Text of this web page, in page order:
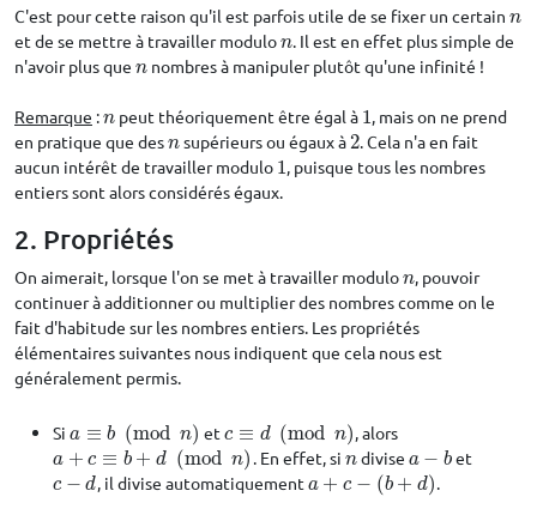
C'est pour cette raison qu'il est parfois utile de se fixer un certain n
n
et de se mettre à travailler modulon
n. Il est en effet plus simple de
n'avoir plus que n
n nombres à manipuler plutôt qu'une infinité !
Remarque :n
n peut théoriquement être égal à 1
1, mais on ne prend
en pratique que desn
n supérieurs ou égaux à2
2. Cela n'a en fait
aucun intérêt de travailler modulo 1
1, puisque tous les nombres
entiers sont alors considérés égaux.
2. Propriétés
On aimerait, lorsque l'on se met à travailler modulon
n, pouvoir
continuer à additionner ou multiplier des nombres comme on le
fait d'habitude sur les nombres entiers. Les propriétés
élémentaires suivantes nous indiquent que cela nous est
généralement permis.
Si a ≡ b (mod n)
a≡ b( modn) etc ≡ d (mod n)
c ≡d( modn) , alors
a + c ≡ b + d (mod n)
a+c≡b +d modn . En effet, si n
ndivise a − b
a−b et
c − d
c −d , il divise automatiquement a + c − (b + d)
a+c−(b+d) .